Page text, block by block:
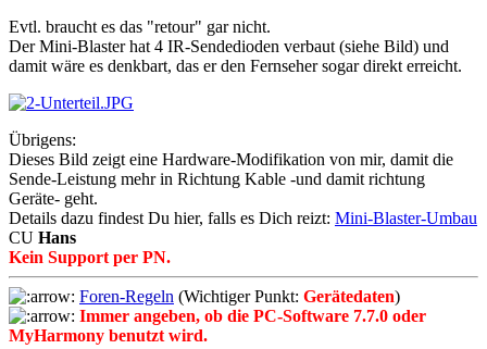
Evtl. braucht es das "retour" gar nicht.
Der Mini-Blaster hat 4 IR-Sendedioden verbaut (siehe Bild) und
damit wäre es denkbart, das er den Fernseher sogar direkt erreicht.
Übrigens:
Dieses Bild zeigt eine Hardware-Modifikation von mir, damit die
Sende-Leistung mehr in Richtung Kable -und damit richtung
Geräte- geht.
Details dazu findest Du hier, falls es Dich reizt: Mini-Blaster-Umbau
CU Hans
Kein Support per PN.
Foren-Regeln (Wichtiger Punkt: Gerätedaten)
Immer angeben, ob die PC-Software 7.7.0 oder
MyHarmony benutzt wird.